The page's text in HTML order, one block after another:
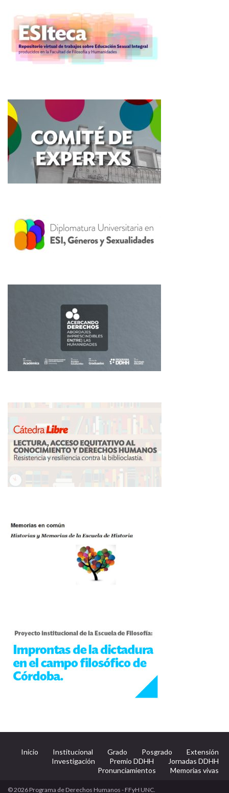
o
o
k
er l
gr
a
m
s
A
p
p
p
ar
ti
r
Inicio Institucional Grado Posgrado
Extensión
Investigación
Premio DDHH
Jornadas DDHH
Pronunciamientos
Memorias vivas
© 2026 Programa de Derechos Humanos - FFyH UNC.